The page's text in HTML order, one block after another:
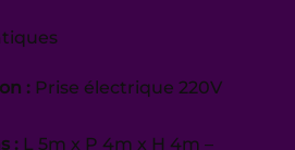
: Prise électrique 220V
: L 5m x P 4m x H 4m –